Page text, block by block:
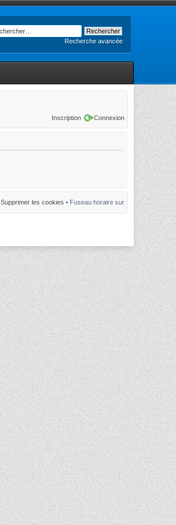
Recherche avancée
Inscription Connexion
Supprimer les cookies • Fuseau horaire sur